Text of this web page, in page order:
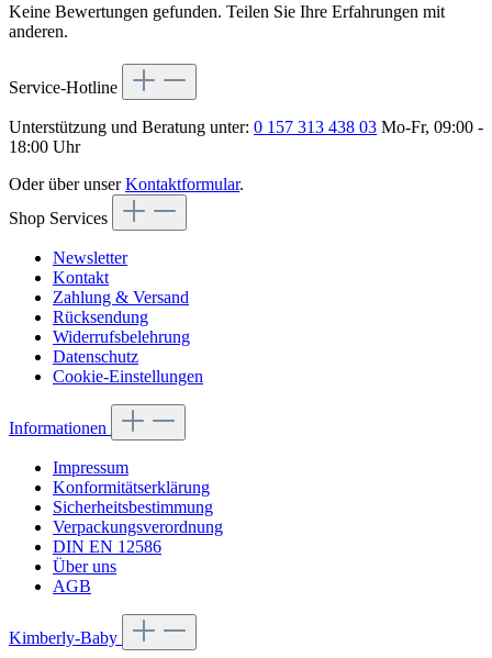
Keine Bewertungen gefunden. Teilen Sie Ihre Erfahrungen mit
anderen.
Service-Hotline
Unterstützung und Beratung unter: 0 157 313 438 03 Mo-Fr, 09:00 -
18:00 Uhr
Oder über unserKontaktformular.
Shop Services
Newsletter
Kontakt
Zahlung & Versand
Rücksendung
Widerrufsbelehrung
Datenschutz
Cookie-Einstellungen
Informationen
Impressum
Konformitätserklärung
Sicherheitsbestimmung
Verpackungsverordnung
DIN EN 12586
Über uns
AGB
Kimberly-Baby